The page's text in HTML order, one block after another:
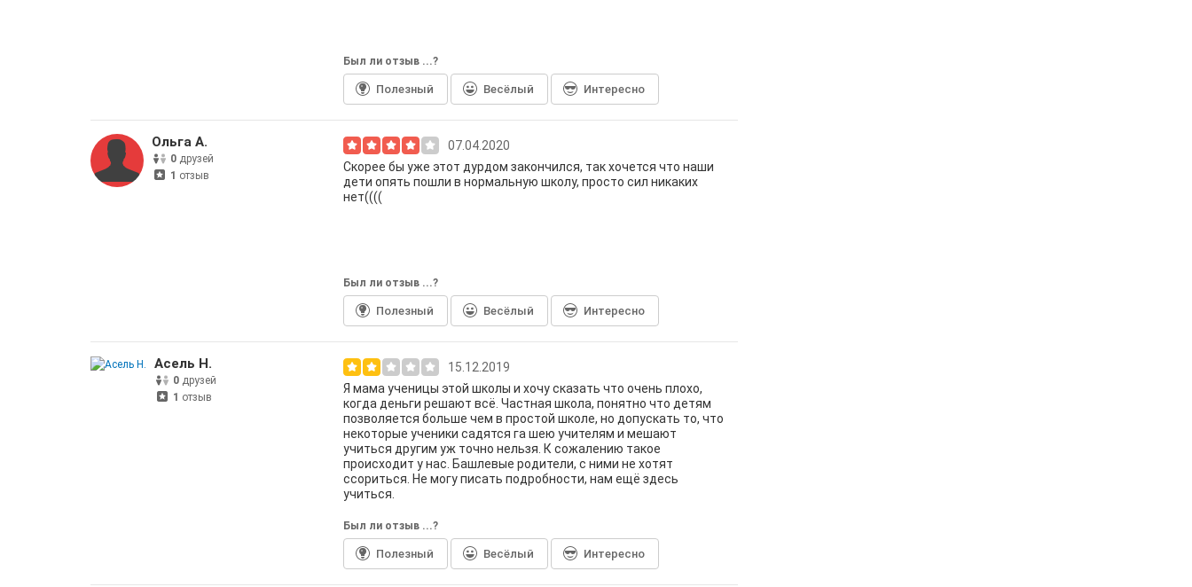
Был ли отзыв ...?
Полезный Весёлый Интересно
Ольга А.
0 друзей
1 отзыв
07.04.2020
Скорее бы уже этот дурдом закончился, так хочется что наши
дети опять пошли в нормальную школу, просто сил никаких
нет((((
Был ли отзыв ...?
Полезный Весёлый Интересно
Асель Н.
0 друзей
1 отзыв
15.12.2019
Я мама ученицы этой школы и хочу сказать что очень плохо,
когда деньги решают всё. Частная школа, понятно что детям
позволяется больше чем в простой школе, но допускать то, что
некоторые ученики садятся га шею учителям и мешают
учиться другим уж точно нельзя. К сожалению такое
происходит у нас. Башлевые родители, с ними не хотят
ссориться. Не могу писать подробности, нам ещё здесь
учиться.
Был ли отзыв ...?
Полезный Весёлый Интересно